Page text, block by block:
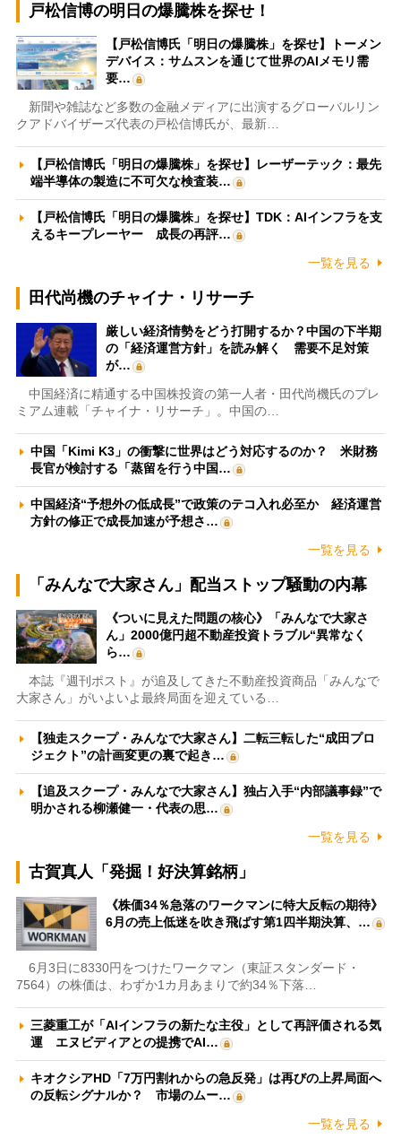
戸松信博の明日の爆騰株を探せ！
【戸松信博氏「明日の爆騰株」を探せ】トーメン
デバイス：サムスンを通じて世界のAIメモリ需
要…
新聞や雑誌など多数の金融メディアに出演するグローバルリン
クアドバイザーズ代表の戸松信博氏が、最新…
【戸松信博氏「明日の爆騰株」を探せ】レーザーテック：最先
端半導体の製造に不可欠な検査装…
【戸松信博氏「明日の爆騰株」を探せ】TDK：AIインフラを支
えるキープレーヤー 成長の再評…
一覧を見る
田代尚機のチャイナ・リサーチ
厳しい経済情勢をどう打開するか？中国の下半期
の「経済運営方針」を読み解く 需要不足対策
が…
中国経済に精通する中国株投資の第一人者・田代尚機氏のプレ
ミアム連載「チャイナ・リサーチ」。中国の…
中国「Kimi K3」の衝撃に世界はどう対応するのか？ 米財務
長官が検討する「蒸留を行う中国…
中国経済“予想外の低成長”で政策のテコ入れ必至か 経済運営
方針の修正で成長加速が予想さ…
一覧を見る
「みんなで大家さん」配当ストップ騒動の内幕
《ついに見えた問題の核心》「みんなで大家さ
ん」2000億円超不動産投資トラブル“異常なく
ら…
本誌『週刊ポスト』が追及してきた不動産投資商品「みんなで
大家さん」がいよいよ最終局面を迎えている…
【独走スクープ・みんなで大家さん】二転三転した“成田プロ
ジェクト”の計画変更の裏で起き…
【追及スクープ・みんなで大家さん】独占入手“内部議事録”で
明かされる柳瀬健一・代表の思…
一覧を見る
古賀真人「発掘！好決算銘柄」
《株価34％急落のワークマンに特大反転の期待》
6月の売上低迷を吹き飛ばす第1四半期決算、…
6月3日に8330円をつけたワークマン（東証スタンダード・
7564）の株価は、わずか1カ月あまりで約34％下落…
三菱重工が「AIインフラの新たな主役」として再評価される気
運 エヌビディアとの提携でAI…
キオクシアHD「7万円割れからの急反発」は再びの上昇局面へ
の反転シグナルか？ 市場のムー…
一覧を見る